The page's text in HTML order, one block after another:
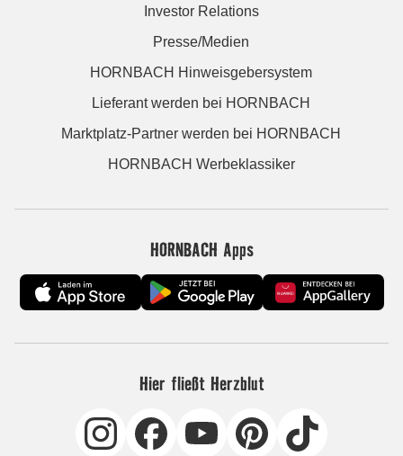
Investor Relations
Presse/Medien
HORNBACH Hinweisgebersystem
Lieferant werden bei HORNBACH
Marktplatz-Partner werden bei HORNBACH
HORNBACH Werbeklassiker
HORNBACH Apps
Hier fließt Herzblut